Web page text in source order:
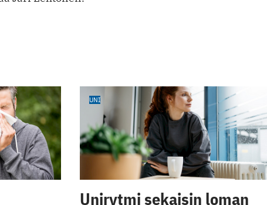
UNI
Unirytmi sekaisin loman